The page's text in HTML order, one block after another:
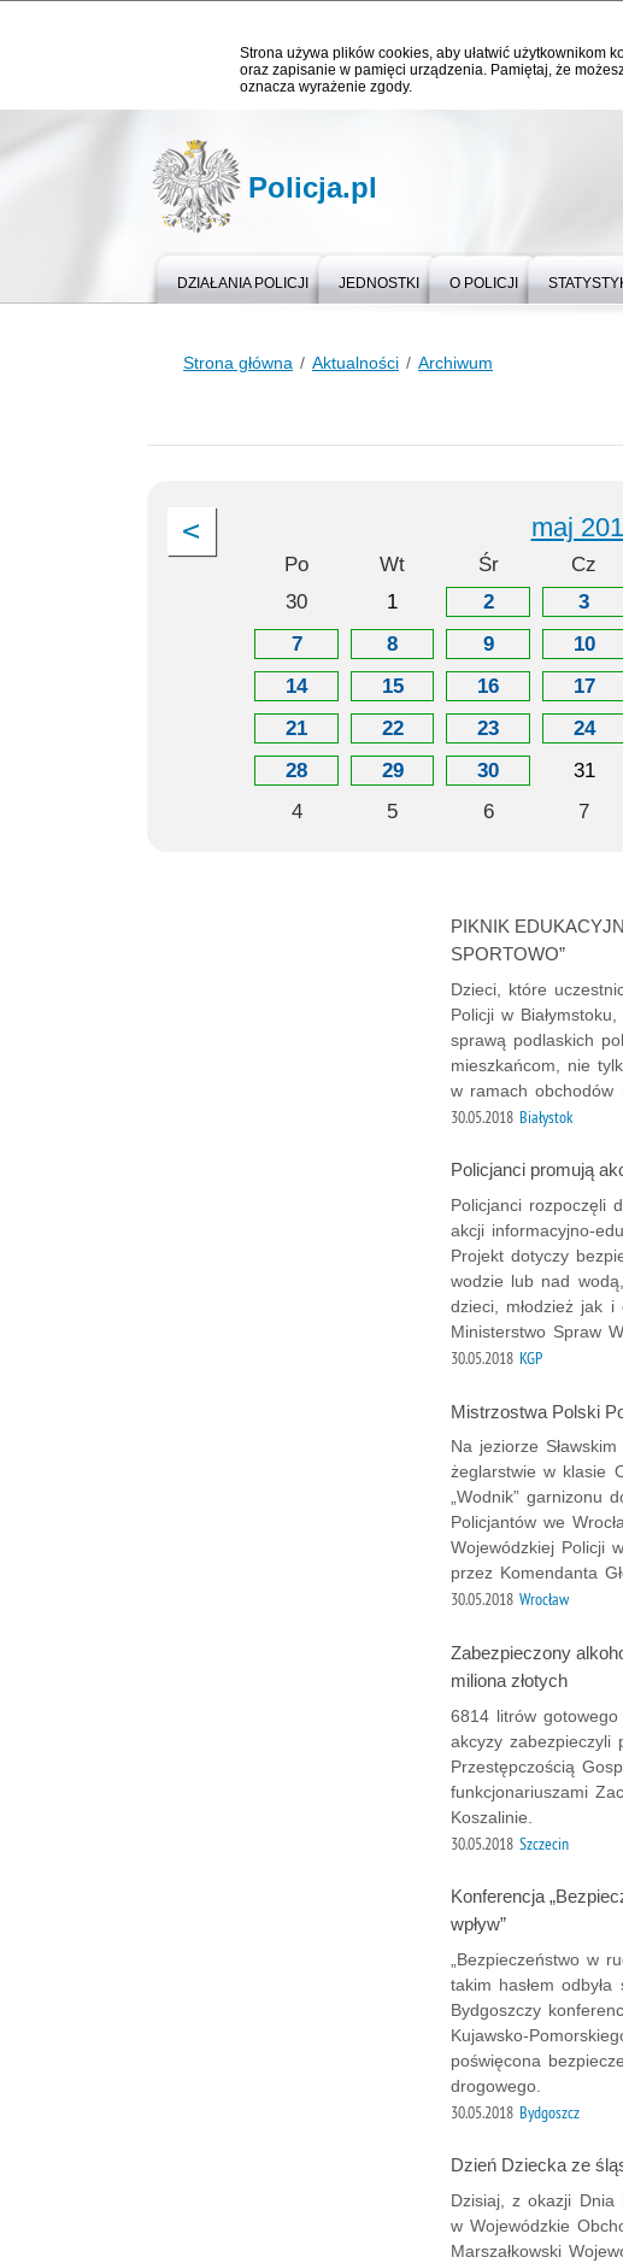
Strona używa plików cookies, aby ułatwić użytkownikom
oraz zapisanie w pamięci urządzenia. Pamiętaj, że
oznacza wyrażenie zgody.
Policja.pl
DZIAŁANIA POLICJI JEDNOSTKI O POLICJI
Strona główna Aktualności Archiwum
maj
Po Wt Śr Cz
30
1 2 3
7
8 9 10
14
15 16 17
21
22 23 24
28
29 30 31
4
5 6 7
PIKNIK
SPORTOWO”
Dzieci, które
Policji w
sprawą podlaskich
mieszkańcom, nie
w ramach obchodów
30.05.2018 Białystok
Policjanci promują
Policjanci rozpoczęli
akcji informacyjno-
Projekt dotyczy
wodzie lub nad
dzieci, młodzież jak i
Ministerstwo Spraw
30.05.2018 KGP
Mistrzostwa Polski
Na jeziorze
żeglarstwie w klasie
„Wodnik” garnizonu
Policjantów we
Wojewódzkiej Policji
przez Komendanta
30.05.2018 Wrocław
Zabezpieczony
miliona złotych
6814 litrów
akcyzy zabezpieczyli
Przestępczością
funkcjonariuszami
Koszalinie.
30.05.2018 Szczecin
Konferencja
wpływ”
„Bezpieczeństwo w
takim hasłem
Bydgoszczy
Kujawsko-
poświęcona
drogowego.
30.05.2018 Bydgoszcz
Dzień Dziecka ze
Dzisiaj, z okazji Dnia
w Wojewódzkie
Marszałkowski